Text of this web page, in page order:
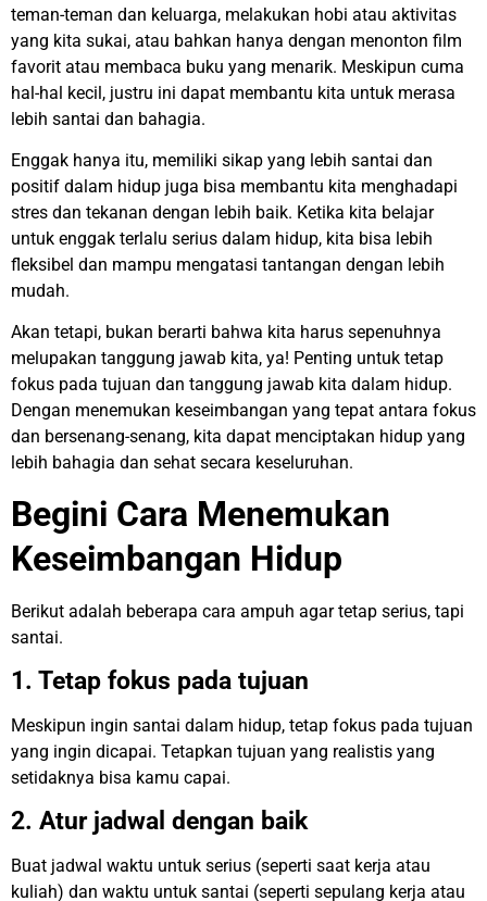
teman-teman dan keluarga, melakukan hobi atau aktivitas
yang kita sukai, atau bahkan hanya dengan menonton film
favorit atau membaca buku yang menarik. Meskipun cuma
hal-hal kecil, justru ini dapat membantu kita untuk merasa
lebih santai dan bahagia.
Enggak hanya itu, memiliki sikap yang lebih santai dan
positif dalam hidup juga bisa membantu kita menghadapi
stres dan tekanan dengan lebih baik. Ketika kita belajar
untuk enggak terlalu serius dalam hidup, kita bisa lebih
fleksibel dan mampu mengatasi tantangan dengan lebih
mudah.
Akan tetapi, bukan berarti bahwa kita harus sepenuhnya
melupakan tanggung jawab kita, ya! Penting untuk tetap
fokus pada tujuan dan tanggung jawab kita dalam hidup.
Dengan menemukan keseimbangan yang tepat antara fokus
dan bersenang-senang, kita dapat menciptakan hidup yang
lebih bahagia dan sehat secara keseluruhan.
Begini Cara Menemukan
Keseimbangan Hidup
Berikut adalah beberapa cara ampuh agar tetap serius, tapi
santai.
1. Tetap fokus pada tujuan
Meskipun ingin santai dalam hidup, tetap fokus pada tujuan
yang ingin dicapai. Tetapkan tujuan yang realistis yang
setidaknya bisa kamu capai.
2. Atur jadwal dengan baik
Buat jadwal waktu untuk serius (seperti saat kerja atau
kuliah) dan waktu untuk santai (seperti sepulang kerja atau